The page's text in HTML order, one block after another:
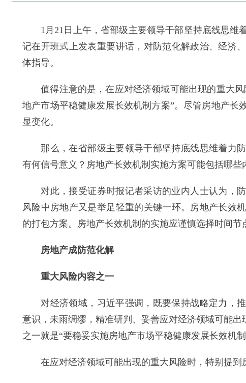
1月21日上午，省部级主要领导干部坚持底线思维
记在开班式上发表重要讲话，对防范化解政治、经济
体指导。
值得注意的是，在应对经济领域可能出现的重大风
地产市场平稳健康发展长效机制方案”。尽管房地产长
显变化。
那么，在省部级主要领导干部坚持底线思维着力防
有何信号意义？房地产长效机制实施方案可能包括哪些
对此，接受证券时报记者采访的业内人士认为，防
风险中房地产又是举足轻重的关键一环。房地产长效
的打包方案。房地产长效机制的实施应谨慎选择时间节
房地产成防范化解
重大风险内容之一
对经济领域，习近平强调，既要保持战略定力，推
意识，未雨绸缪，精准研判、妥善应对经济领域可能
之一就是“要稳妥实施房地产市场平稳健康发展长效机制
在应对经济领域可能出现的重大风险时，特别提到